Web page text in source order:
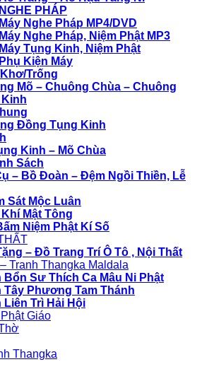
PHÁP
Máy Nghe Pháp MP4/DVD
Máy Nghe Pháp, Niệm Phật MP3
Máy Tụng Kinh, Niệm Phật
Phụ Kiện Máy
Trống
Mõ – Chuông Chùa – Chuông
Đồng Tụng Kinh
Kinh – Mõ Chùa
Sách
– Bồ Đoàn – Đệm Ngồi Thiền, Lễ
Sát Mộc Luân
Khí Mật Tông
Niệm Phật Kí Số
– Đồ Trang Trí Ô Tô , Nội Thất
Tranh Thangka Maldala
Bổn Sư Thích Ca Mâu Ni Phật
Tây Phương Tam Thánh
Liên Trì Hải Hội
Giáo
Thangka